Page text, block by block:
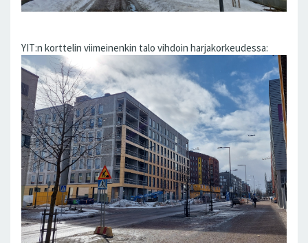
YIT:n korttelin viimeinenkin talo vihdoin harjakorkeudessa: